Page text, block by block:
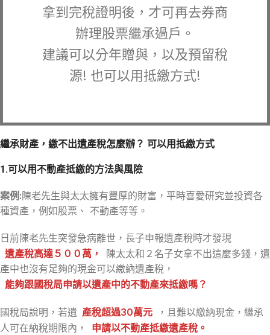
拿到完稅證明後，才可再去券商
辦理股票繼承過戶。
建議可以分年贈與，以及預留稅
源! 也可以用抵繳方式!
繼承財產，繳不出遺產稅怎麼辦？ 可以用抵繳方式
1.可以用不動產抵繳的方法與風險
案例:陳老先生與太太擁有豐厚的財富，平時喜愛研究並投資各
種資產，例如股票、 不動產等等。
日前陳老先生突發急病離世，長子申報遺產稅時才發現
遺產稅高達５００萬，
陳太太和２名子女拿不出這麼多錢，遺
產中也沒有足夠的現金可以繳納遺產稅，
能夠跟國稅局申請以遺產中的不動產來抵繳嗎？
國稅局說明，若遺 產稅超過30萬元
，且難以繳納現金，繼承
人可在納稅期限內，
申請以不動產抵繳遺產稅。